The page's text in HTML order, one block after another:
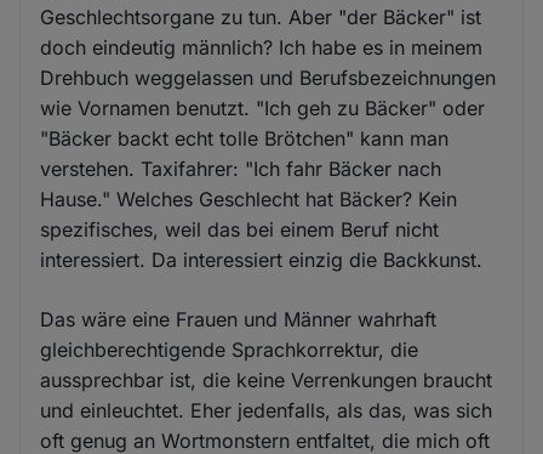
Geschlechtsorgane zu tun. Aber "der Bäcker" ist
doch eindeutig männlich? Ich habe es in meinem
Drehbuch weggelassen und Berufsbezeichnungen
wie Vornamen benutzt. "Ich geh zu Bäcker" oder
"Bäcker backt echt tolle Brötchen" kann man
verstehen. Taxifahrer: "Ich fahr Bäcker nach
Hause." Welches Geschlecht hat Bäcker? Kein
spezifisches, weil das bei einem Beruf nicht
interessiert. Da interessiert einzig die Backkunst.
Das wäre eine Frauen und Männer wahrhaft
gleichberechtigende Sprachkorrektur, die
aussprechbar ist, die keine Verrenkungen braucht
und einleuchtet. Eher jedenfalls, als das, was sich
oft genug an Wortmonstern entfaltet, die mich oft